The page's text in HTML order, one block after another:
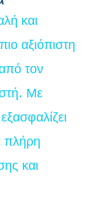
και
αξιόπιστη
τον
Με
πλήρη
και